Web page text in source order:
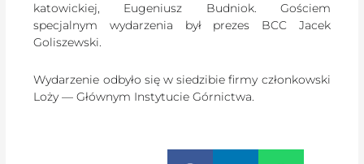
katowickiej, Eugeniusz Budniok. Gościem
specjalnym wydarzenia był prezes BCC Jacek
Goliszewski.
Wydarzenie odbyło się w siedzibie firmy członkowski
Loży — Głównym Instytucie Górnictwa.